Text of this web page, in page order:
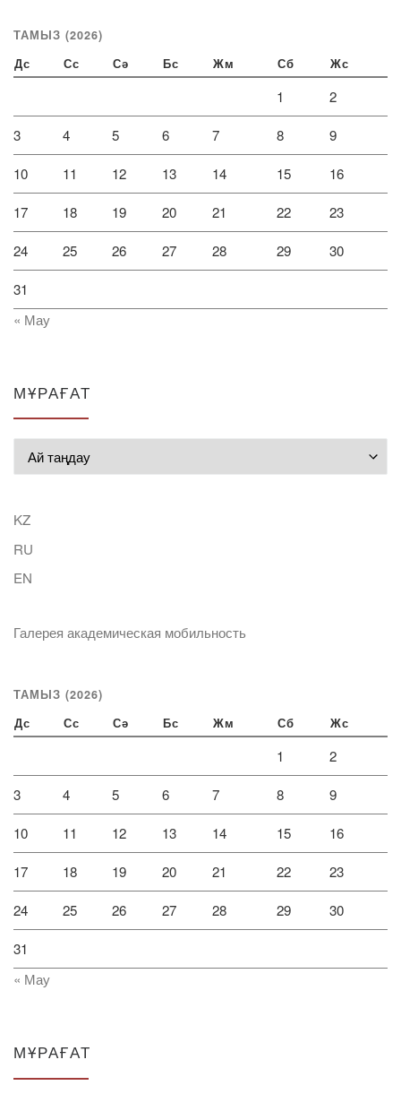
ТАМЫЗ (2026)
Дс Сс Сә Бс Жм Сб Жс
1 2
3 4 5 6 7 8 9
10 11 12 13 14 15 16
17 18 19 20 21 22 23
24 25 26 27 28 29 30
31
« Мау
МҰРАҒАТ
KZ
RU
EN
Галерея академическая мобильность
ТАМЫЗ (2026)
Дс Сс Сә Бс Жм Сб Жс
1 2
3 4 5 6 7 8 9
10 11 12 13 14 15 16
17 18 19 20 21 22 23
24 25 26 27 28 29 30
31
« Мау
МҰРАҒАТ